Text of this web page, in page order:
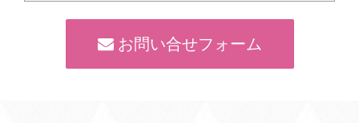
お問い合せフォーム